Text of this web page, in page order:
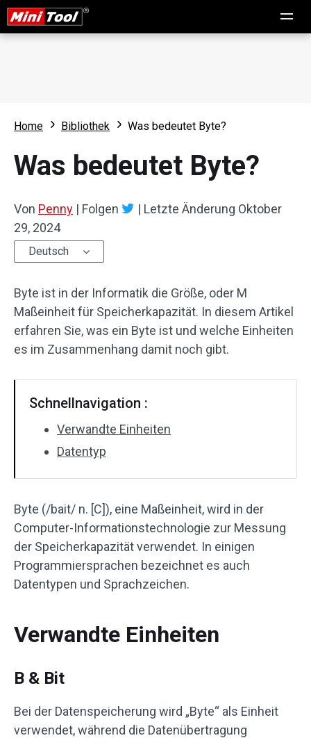
Home Bibliothek Was bedeutet Byte?
Was bedeutet Byte?
Von Penny | Folgen | Letzte Änderung Oktober
29, 2024
Deutsch
Byte ist in der Informatik die Größe, oder M
Maßeinheit für Speicherkapazität. In diesem Artikel
erfahren Sie, was ein Byte ist und welche Einheiten
es im Zusammenhang damit noch gibt.
Schnellnavigation :
Verwandte Einheiten
Datentyp
Byte (/bait/ n. [C]), eine Maßeinheit, wird in der
Computer-Informationstechnologie zur Messung
der Speicherkapazität verwendet. In einigen
Programmiersprachen bezeichnet es auch
Datentypen und Sprachzeichen.
Verwandte Einheiten
B & Bit
Bei der Datenspeicherung wird „Byte“ als Einheit
verwendet, während die Datenübertragung